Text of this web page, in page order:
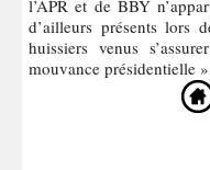
l’APR et de BBY
d’ailleurs présents lors
huissiers venus
mouvance présidentielle